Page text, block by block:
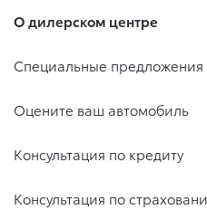
О дилерском центре
Специальные предложения
Оцените ваш автомобиль
Консультация по кредиту
Консультация по